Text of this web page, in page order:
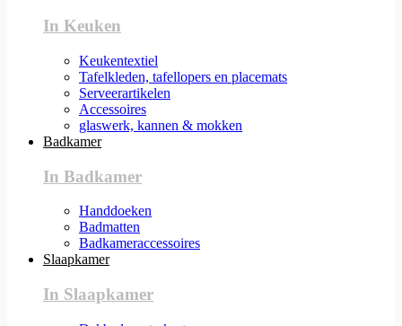
In Keuken
Keukentextiel
Tafelkleden, tafellopers en placemats
Serveerartikelen
Accessoires
glaswerk, kannen & mokken
Badkamer
In Badkamer
Handdoeken
Badmatten
Badkameraccessoires
Slaapkamer
In Slaapkamer